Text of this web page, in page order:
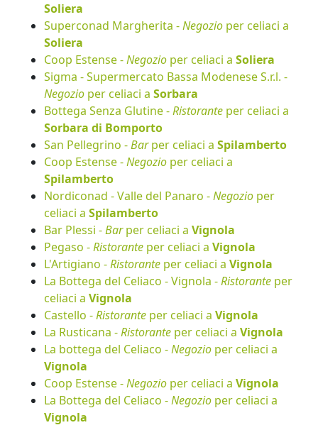
Soliera
Superconad Margherita -Negozio per celiaci a
Soliera
Coop Estense -Negozio per celiaci a Soliera
Sigma - Supermercato Bassa Modenese S.r.l. -
Negozio per celiaci a Sorbara
Bottega Senza Glutine -Ristorante per celiaci a
Sorbara di Bomporto
San Pellegrino -Barper celiaci a Spilamberto
Coop Estense -Negozio per celiaci a
Spilamberto
Nordiconad - Valle del Panaro -Negozio per
celiaci a Spilamberto
Bar Plessi -Barper celiaci a Vignola
Pegaso -Ristorante per celiaci a Vignola
L'Artigiano -Ristorante per celiaci a Vignola
La Bottega del Celiaco - Vignola -Ristorante per
celiaci a Vignola
Castello -Ristorante per celiaci a Vignola
La Rusticana -Ristorante per celiaci a Vignola
La bottega del Celiaco -Negozio per celiaci a
Vignola
Coop Estense -Negozio per celiaci a Vignola
La Bottega del Celiaco -Negozio per celiaci a
Vignola